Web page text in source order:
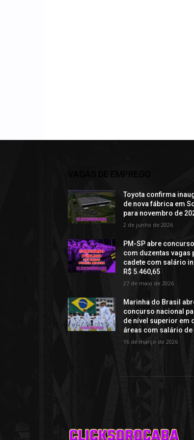
Toyota confirma
de nova fábrica em
para novembro de
2 de junho de 2026
PM-SP abre
com duzentas vagas
cadete com salário
R$ 5.460,65
27 de maio de 2026
Marinha do Brasil
concurso nacional
de nível superior em
áreas com salário de
16 de março de 2026